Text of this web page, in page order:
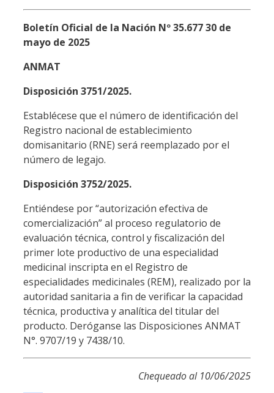
Boletín Oficial de la Nación Nº 35.677 30 de
mayo de 2025
ANMAT
Disposición 3751/2025.
Establécese que el número de identificación del
Registro nacional de establecimiento
domisanitario (RNE) será reemplazado por el
número de legajo.
Disposición 3752/2025.
Entiéndese por “autorización efectiva de
comercialización” al proceso regulatorio de
evaluación técnica, control y fiscalización del
primer lote productivo de una especialidad
medicinal inscripta en el Registro de
especialidades medicinales (REM), realizado por la
autoridad sanitaria a fin de verificar la capacidad
técnica, productiva y analítica del titular del
producto. Deróganse las Disposiciones ANMAT
N°. 9707/19 y 7438/10.
Chequeado al 10/06/2025